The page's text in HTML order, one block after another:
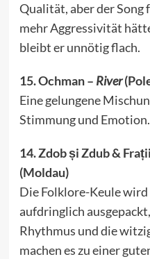
Qualität, aber der
mehr Aggressivität
bleibt er unnötig flach.
15. Ochman – River
Eine gelungene
Stimmung und Emotion.
14. Zdob și Zdub &
(Moldau)
Die Folklore-Keule wird
aufdringlich
Rhythmus und die
machen es zu einer